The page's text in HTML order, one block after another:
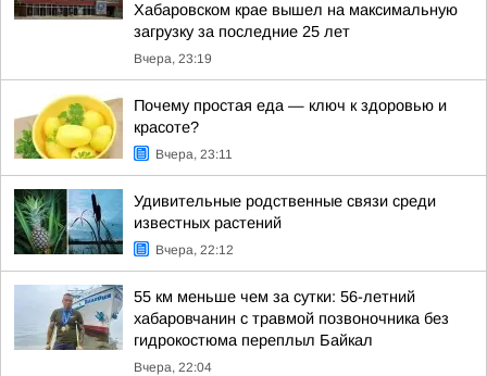
Хабаровском крае вышел на максимальную
загрузку за последние 25 лет
Вчера, 23:19
Почему простая еда — ключ к здоровью и
красоте?
Вчера, 23:11
Удивительные родственные связи среди
известных растений
Вчера, 22:12
55 км меньше чем за сутки: 56-летний
хабаровчанин с травмой позвоночника без
гидрокостюма переплыл Байкал
Вчера, 22:04